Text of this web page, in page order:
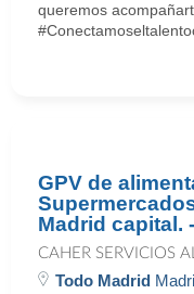
queremos
GPV de
Madrid capital.
CAHER SERVICIOS
Todo Madrid